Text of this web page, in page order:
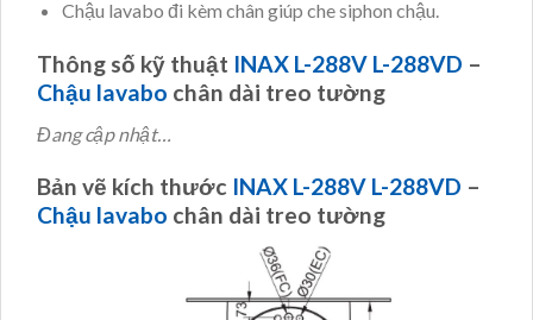
Chậu lavabo đi kèm chân giúp che siphon chậu.
Thông số kỹ thuật INAX L-288V L-288VD –
Chậu lavabo chân dài treo tường
Đang cập nhật…
Bản vẽ kích thước INAX L-288V L-288VD –
Chậu lavabo chân dài treo tường